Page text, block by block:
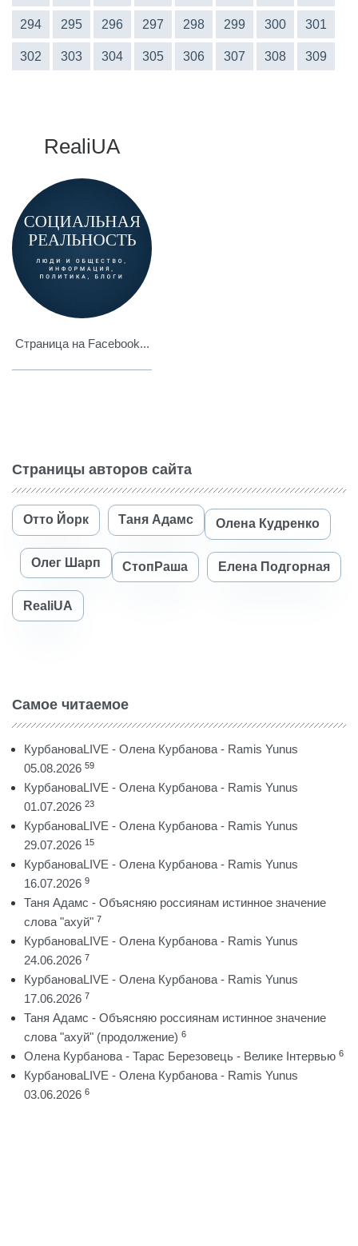
294 295 296 297 298 299 300 301
302 303 304 305 306 307 308 309
RealiUA
Страница на Facebook...
Страницы авторов сайта
Отто Йорк Таня Адамс Олена Кудренко
Олег Шарп СтопРаша Елена Подгорная
RealiUA
Самое читаемое
КурбановаLIVE - Олена Курбанова - Ramis Yunus
05.08.2026 59
КурбановаLIVE - Олена Курбанова - Ramis Yunus
01.07.2026 23
КурбановаLIVE - Олена Курбанова - Ramis Yunus
29.07.2026 15
КурбановаLIVE - Олена Курбанова - Ramis Yunus
16.07.2026 9
Таня Адамс - Объясняю россиянам истинное значение
слова "ахуй" 7
КурбановаLIVE - Олена Курбанова - Ramis Yunus
24.06.2026 7
КурбановаLIVE - Олена Курбанова - Ramis Yunus
17.06.2026 7
Таня Адамс - Объясняю россиянам истинное значение
слова "ахуй" (продолжение) 6
Олена Курбанова - Тарас Березовець - Велике Інтервью 6
КурбановаLIVE - Олена Курбанова - Ramis Yunus
03.06.2026 6